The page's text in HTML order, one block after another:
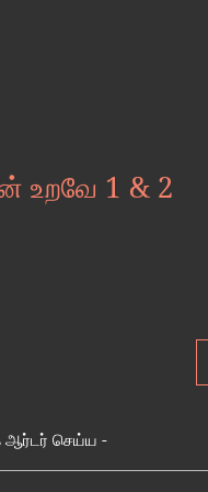
உறவே 1 & 2
ஆர்டர் செய்ய -